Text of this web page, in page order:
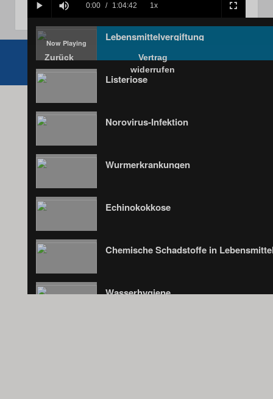
Play Mute Current
0:00 / Duration
1:04:42 Playback
1x Fullscreen
Lebensmittelvergiftung
Listeriose
Norovirus-Infektion
Wurmerkrankungen
Echinokokkose
Chemische Schadstoffe in
Wasserhygiene
Zurück
Vertrag
widerrufen